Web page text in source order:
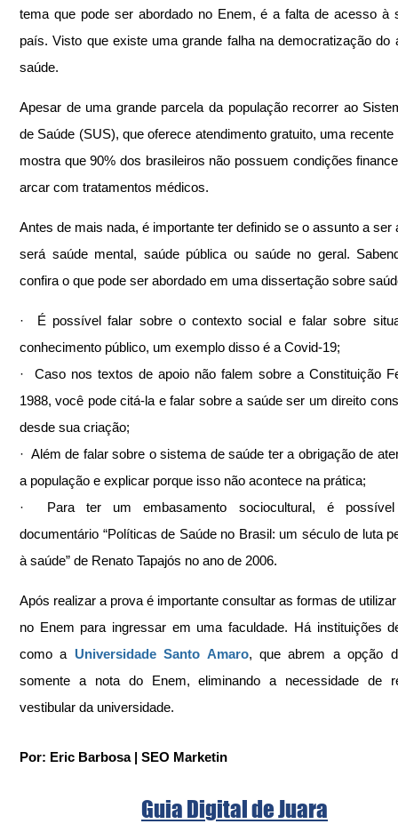
tema que pode ser abordado no Enem, é a falta de acesso à
país. Visto que existe uma grande falha na democratização do
saúde.
Apesar de uma grande parcela da população recorrer ao
de Saúde (SUS), que oferece atendimento gratuito, uma recente
mostra que 90% dos brasileiros não possuem condições
arcar com tratamentos médicos.
Antes de mais nada, é importante ter definido se o assunto a ser
será saúde mental, saúde pública ou saúde no geral.
confira o que pode ser abordado em uma dissertação sobre
·  É possível falar sobre o contexto social e falar sobre
conhecimento público, um exemplo disso é a Covid-19;
·  Caso nos textos de apoio não falem sobre a Constituição
1988, você pode citá-la e falar sobre a saúde ser um direito
desde sua criação;
·  Além de falar sobre o sistema de saúde ter a obrigação de
a população e explicar porque isso não acontece na prática;
·  Para ter um embasamento sociocultural, é
documentário “Políticas de Saúde no Brasil: um século de luta
à saúde” de Renato Tapajós no ano de 2006.
Após realizar a prova é importante consultar as formas de
no Enem para ingressar em uma faculdade. Há instituições
como a Universidade Santo Amaro, que abrem a opção
somente a nota do Enem, eliminando a necessidade de
vestibular da universidade.
Por: Eric Barbosa | SEO Marketin
Guia Digital de Juara